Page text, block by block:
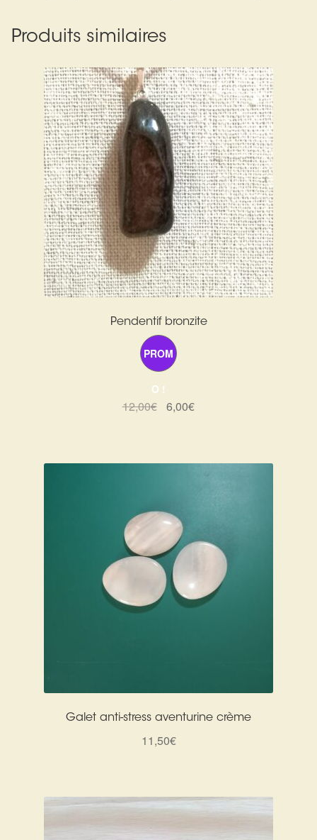
Produits similaires
Pendentif bronzite
PROM
O !
12,00€ Le
6,00€Le
Galet anti-stress aventurine crème
11,50€